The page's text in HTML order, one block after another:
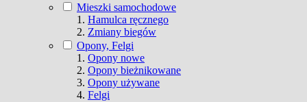
Mieszki samochodowe
Hamulca ręcznego
Zmiany biegów
Opony, Felgi
Opony nowe
Opony bieżnikowane
Opony używane
Felgi